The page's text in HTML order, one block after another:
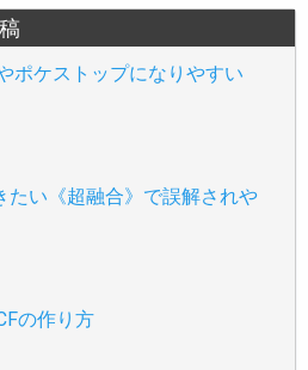
ポケストップになりやすい
たい《超融合》で誤解されや
の作り方